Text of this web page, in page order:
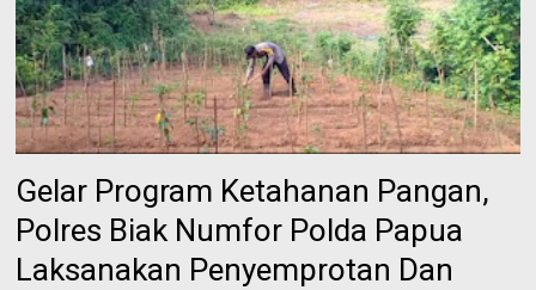
Gelar Program Ketahanan Pangan,
Polres Biak Numfor Polda Papua
Laksanakan Penyemprotan Dan